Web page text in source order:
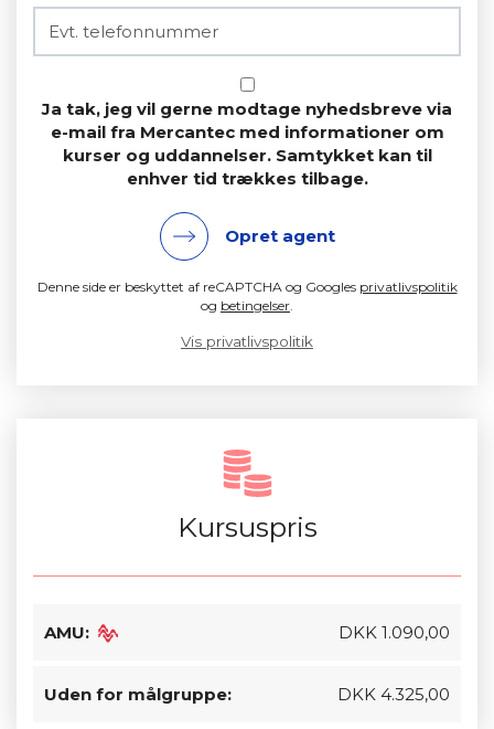
Ja tak, jeg vil gerne modtage nyhedsbreve via
e-mail fra Mercantec med informationer om
kurser og uddannelser. Samtykket kan til
enhver tid trækkes tilbage.
Opret agent
Denne side er beskyttet af reCAPTCHA og Googles privatlivspolitik
og betingelser
Vis privatlivspolitik
Kursuspris
AMU: DKK 1.090,00
Uden for målgruppe: DKK 4.325,00